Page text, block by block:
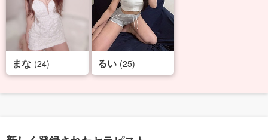
まな (24) るい (25)